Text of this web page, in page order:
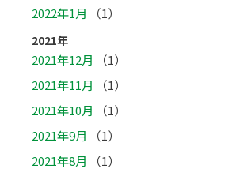
2022年1月 （1）
2021年
2021年12月
（1）
2021年11月
（1）
2021年10月
（1）
2021年9月
（1）
2021年8月
（1）